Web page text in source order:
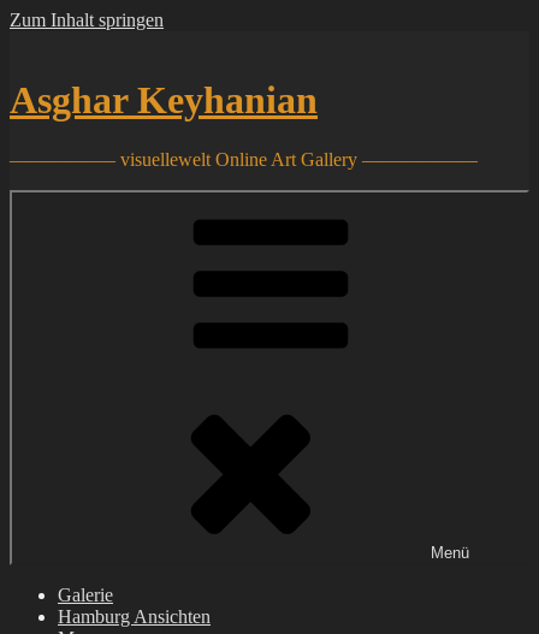
Zum Inhalt springen
Asghar Keyhanian
—————– visuellewelt Online Art Gallery ——————
Menü
Galerie
Hamburg Ansichten